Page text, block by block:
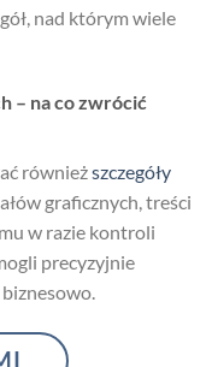
nad którym wiele
– na co zwrócić
równieższczegóły
graficznych, treści
w razie kontroli
precyzyjnie